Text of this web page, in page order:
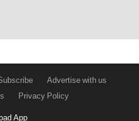
Advertise with us
Privacy Policy
App